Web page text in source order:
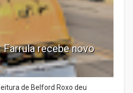
recebe novo
de Belford Roxo deu